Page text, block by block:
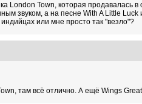
London Town, которая продавалась
звуком, а на песне With A Little
или мне просто так "везло"?
там всё отлично. А ещё Wings